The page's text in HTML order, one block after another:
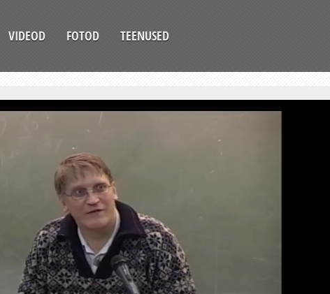
VIDEOD FOTOD TEENUSED